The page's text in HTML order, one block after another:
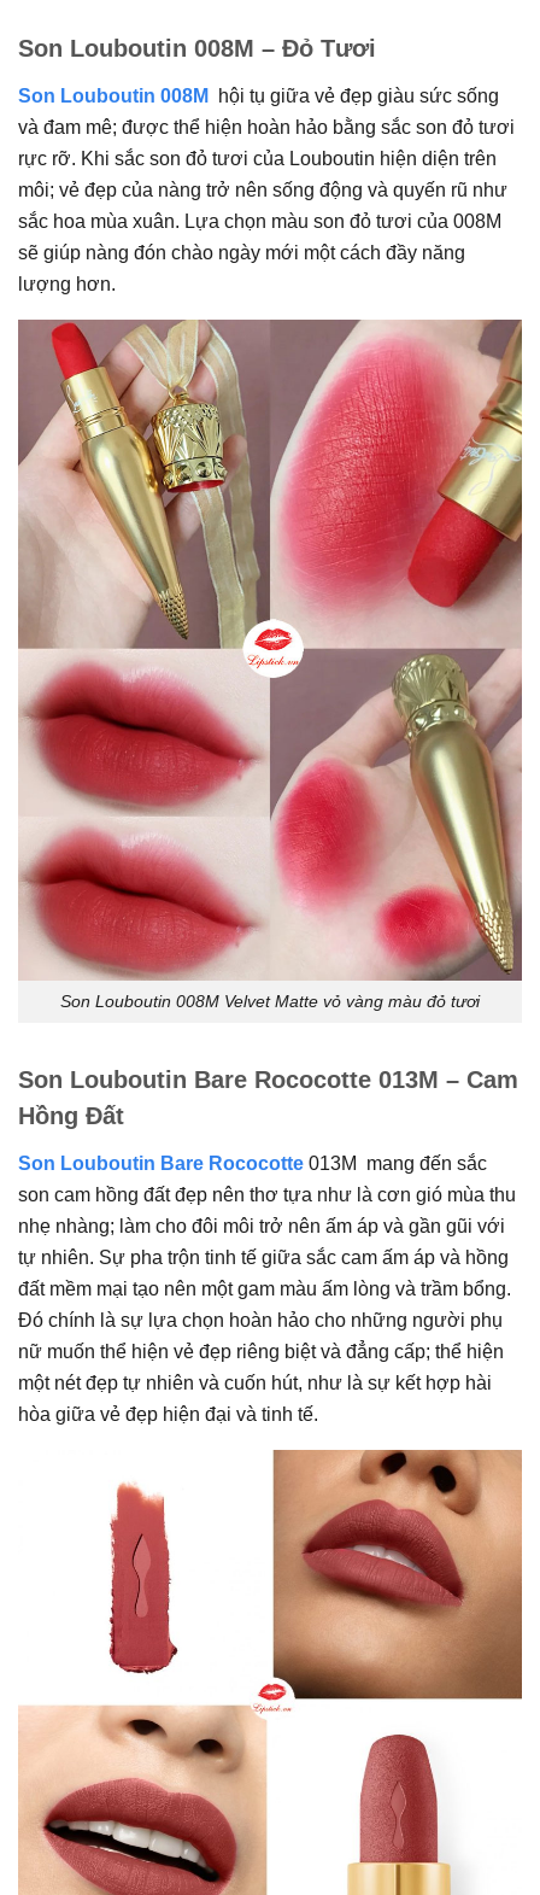
Son Louboutin 008M – Đỏ Tươi
Son Louboutin 008M
hội tụ giữa vẻ đẹp giàu sức sống
và đam mê; được thể hiện hoàn hảo bằng sắc son đỏ tươi
rực rỡ. Khi sắc son đỏ tươi của Louboutin hiện diện trên
môi; vẻ đẹp của nàng trở nên sống động và quyến rũ như
sắc hoa mùa xuân. Lựa chọn màu son đỏ tươi của 008M
sẽ giúp nàng đón chào ngày mới một cách đầy năng
lượng hơn.
Son Louboutin 008M Velvet Matte vỏ vàng màu đỏ tươi
Son Louboutin Bare Rococotte 013M – Cam
Hồng Đất
Son Louboutin Bare Rococotte 013M mang đến sắc
son cam hồng đất đẹp nên thơ tựa như là cơn gió mùa thu
nhẹ nhàng; làm cho đôi môi trở nên ấm áp và gần gũi với
tự nhiên. Sự pha trộn tinh tế giữa sắc cam ấm áp và hồng
đất mềm mại tạo nên một gam màu ấm lòng và trầm bổng.
Đó chính là sự lựa chọn hoàn hảo cho những người phụ
nữ muốn thể hiện vẻ đẹp riêng biệt và đẳng cấp; thể hiện
một nét đẹp tự nhiên và cuốn hút, như là sự kết hợp hài
hòa giữa vẻ đẹp hiện đại và tinh tế.